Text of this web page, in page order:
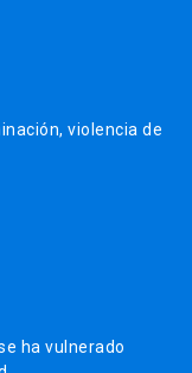
violencia de
ha vulnerado